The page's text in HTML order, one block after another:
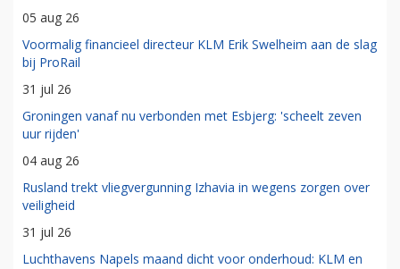
05 aug 26
Voormalig financieel directeur KLM Erik Swelheim aan de slag
bij ProRail
31 jul 26
Groningen vanaf nu verbonden met Esbjerg: 'scheelt zeven
uur rijden'
04 aug 26
Rusland trekt vliegvergunning Izhavia in wegens zorgen over
veiligheid
31 jul 26
Luchthavens Napels maand dicht voor onderhoud: KLM en